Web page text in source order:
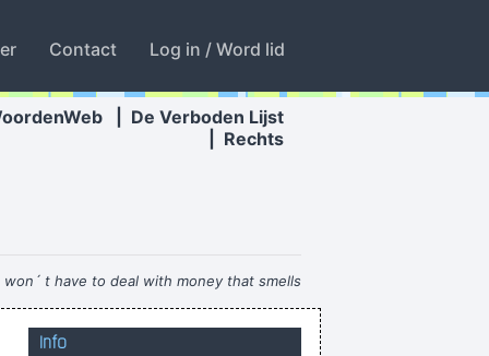
Contact Log in / Word lid
De Verboden Lijst
Rechts
t have to deal with money that smells
funny~ Moby
Waar zijn die handen!?
Info